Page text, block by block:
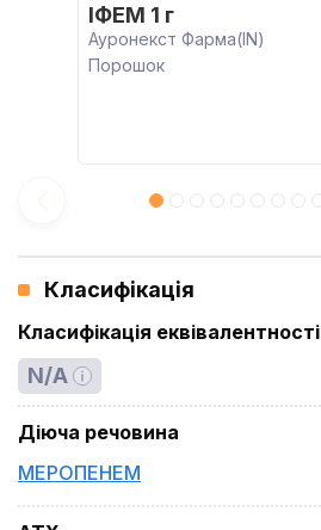
ІФЕМ 1 г
Ауронекст Фарма(IN)
Порошок
Класифікація
Класифікація еквівалентності
N/A
Діюча речовина
МЕРОПЕНЕМ